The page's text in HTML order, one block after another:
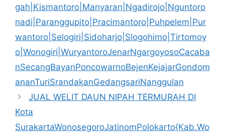
gah|Kismantoro|Manyaran|Ngadirojo|Nguntoro
nadi|Paranggupito|Pracimantoro|Puhpelem|Pur
wantoro|Selogiri|Sidoharjo|Slogohimo|Tirtomoy
o|Wonogiri|WuryantoroJenarNgargoyosoCacaba
nSecangBayanPoncowarnoBejenKejajarGondom
ananTuriSrandakanGedangsariNanggulan
JUAL WELIT DAUN NIPAH TERMURAH DI
Kota
SurakartaWonosegoroJatinomPolokarto{Kab.Wo